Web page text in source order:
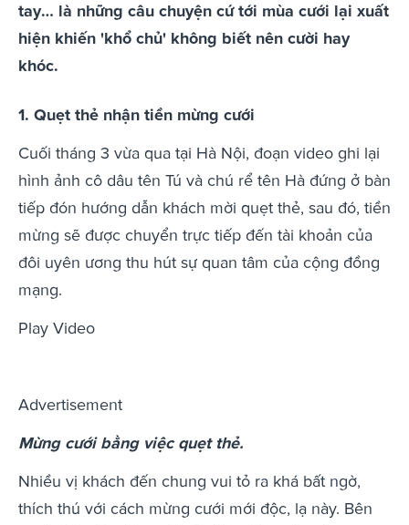
tay… là những câu chuyện cứ tới mùa cưới lại xuất
hiện khiến 'khổ chủ' không biết nên cười hay
khóc.
1. Quẹt thẻ nhận tiền mừng cưới
Cuối tháng 3 vừa qua tại Hà Nội, đoạn video ghi lại
hình ảnh cô dâu tên Tú và chú rể tên Hà đứng ở bàn
tiếp đón hướng dẫn khách mời quẹt thẻ, sau đó, tiền
mừng sẽ được chuyển trực tiếp đến tài khoản của
đôi uyên ương thu hút sự quan tâm của cộng đồng
mạng.
Play Video
Advertisement
Mừng cưới bằng việc quẹt thẻ.
Nhiều vị khách đến chung vui tỏ ra khá bất ngờ,
thích thú với cách mừng cưới mới độc, lạ này. Bên